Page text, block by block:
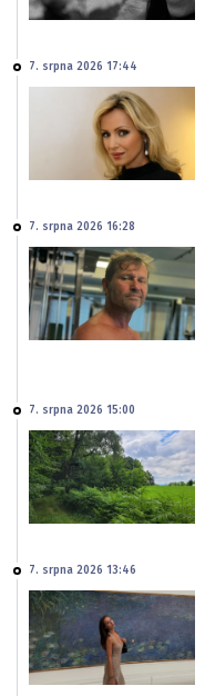
7. srpna 2026 17:44
7. srpna 2026 16:28
7. srpna 2026 15:00
7. srpna 2026 13:46